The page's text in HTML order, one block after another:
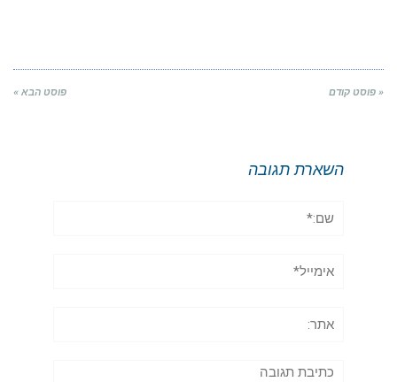
« פוסט קודם פוסט הבא »
השארת תגובה